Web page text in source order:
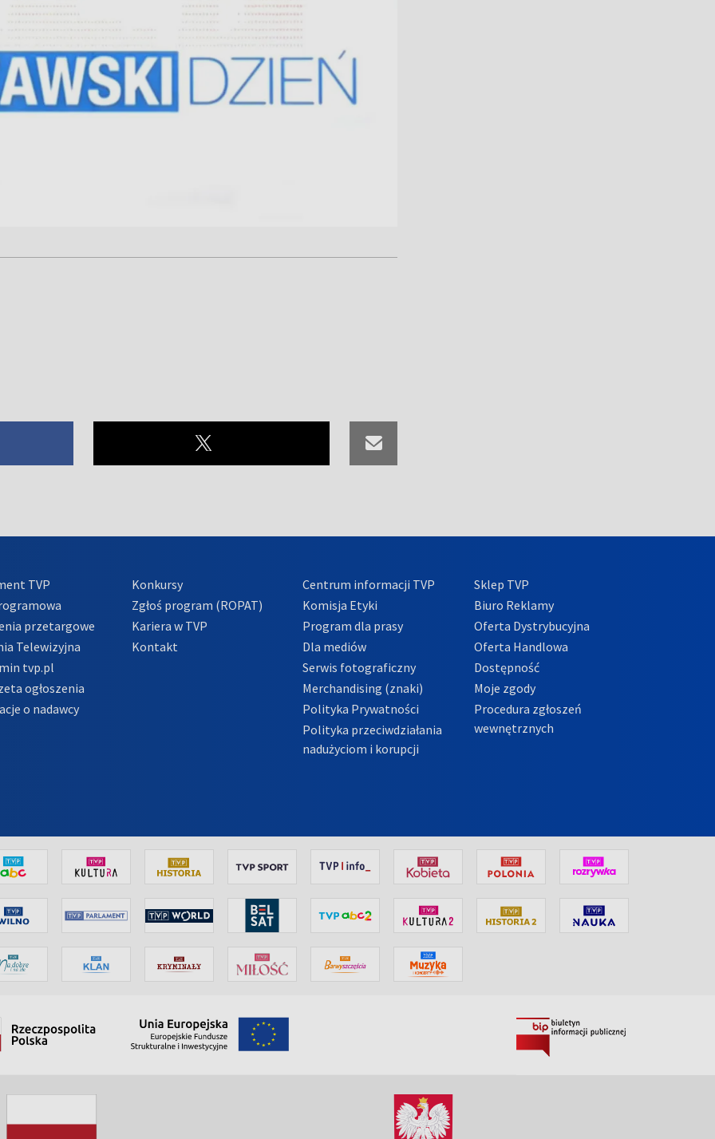
TVP
przetargowe
Telewizyjna
tvp.pl
ogłoszenia
o nadawcy
Konkursy
Zgłoś program (ROPAT)
Kariera w TVP
Kontakt
Centrum informacji TVP
Komisja Etyki
Program dla prasy
Dla mediów
Serwis fotograficzny
Merchandising (znaki)
Polityka Prywatności
Polityka przeciwdziałania
nadużyciom i korupcji
Sklep TVP
Biuro Reklamy
Oferta Dystrybucyjna
Oferta Handlowa
Dostępność
Moje zgody
Procedura zgłoszeń
wewnętrznych